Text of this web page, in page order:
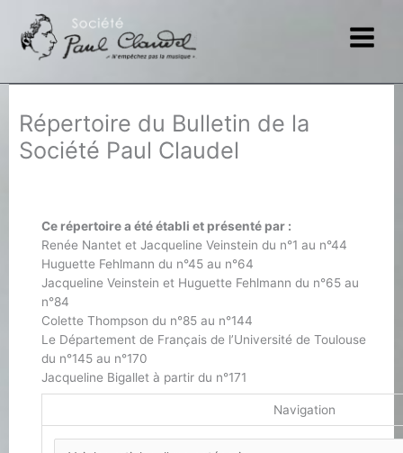
contenu
Répertoire du Bulletin de la
Société Paul Claudel
Ce répertoire a été établi et présenté par :
Renée Nantet et Jacqueline Veinstein du n°1 au n°44
Huguette Fehlmann du n°45 au n°64
Jacqueline Veinstein et Huguette Fehlmann du n°65 au
n°84
Colette Thompson du n°85 au n°144
Le Département de Français de l’Université de Toulouse
du n°145 au n°170
Jacqueline Bigallet à partir du n°171
Navigation